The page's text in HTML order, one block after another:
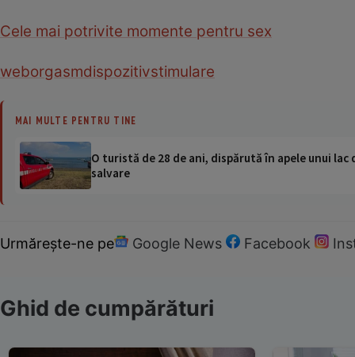
Cele mai potrivite momente pentru sex
weborgasmdispozitivstimulare
MAI MULTE PENTRU TINE
O turistă de 28 de ani, dispărută în apele unui
salvare
Urmărește-ne pe Google News Facebook
Ghid de cumpărături